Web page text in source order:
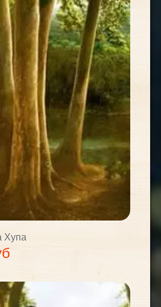
Хупа